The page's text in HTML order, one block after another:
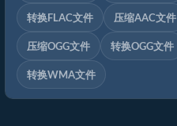
转换FLAC文件 压缩AAC文件
压缩OGG文件 转换OGG文件
转换WMA文件